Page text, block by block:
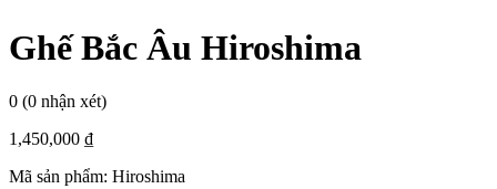
Ghế Bắc Âu Hiroshima
0 (0 nhận xét)
1,450,000 ₫
Mã sản phẩm: Hiroshima